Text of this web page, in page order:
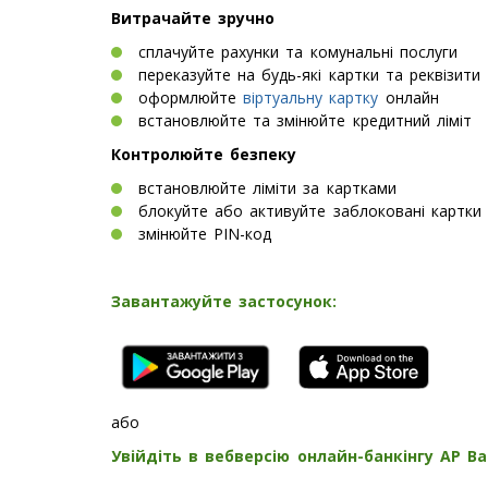
Витрачайте зручно
сплачуйте рахунки та комунальні послуги
переказуйте на будь-які картки та
оформлюйтевіртуальну картку онлайн
встановлюйте та змінюйте кредитний ліміт
Контролюйте безпеку
встановлюйте ліміти за картками
блокуйте або активуйте заблоковані картки
змінюйте PIN-код
Завантажуйте застосунок:
або
Увійдіть в вебверсію онлайн-банкінгу AP